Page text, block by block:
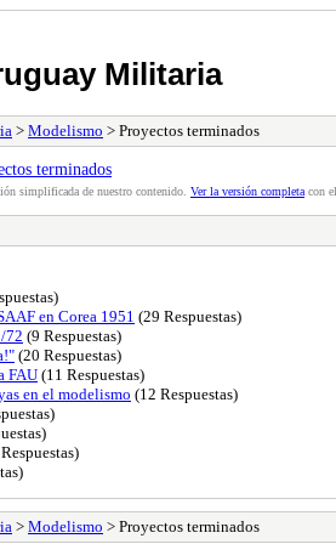
Militaria
> Modelismo > Proyectos terminados
terminados
simplificada de nuestro contenido. Ver la versión completa con
en Corea 1951 (29 Respuestas)
72 (9 Respuestas)
(20 Respuestas)
FAU (11 Respuestas)
en el modelismo (12 Respuestas)
> Modelismo > Proyectos terminados